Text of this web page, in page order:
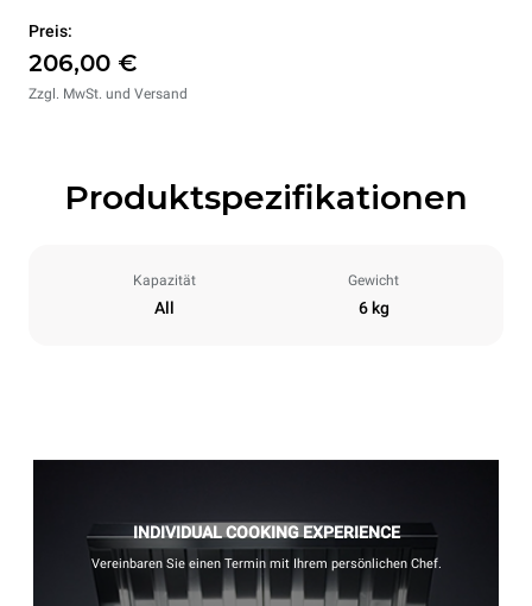
Preis:
206,00 €
Zzgl. MwSt. und Versand
Produktspezifikationen
Kapazität
All
Gewicht
6 kg
INDIVIDUAL COOKING EXPERIENCE
Vereinbaren Sie einen Termin mit Ihrem persönlichen Chef.